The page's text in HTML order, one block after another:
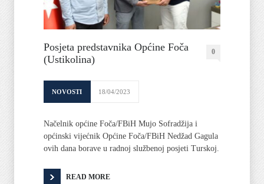
Posjeta predstavnika Općine Foča
(Ustikolina)
0
NOVOSTI 18/04/2023
Načelnik općine Foča/FBiH Mujo Sofradžija i
općinski vijećnik Općine Foča/FBiH Nedžad Gagula
ovih dana borave u radnoj službenoj posjeti Turskoj.
READ MORE